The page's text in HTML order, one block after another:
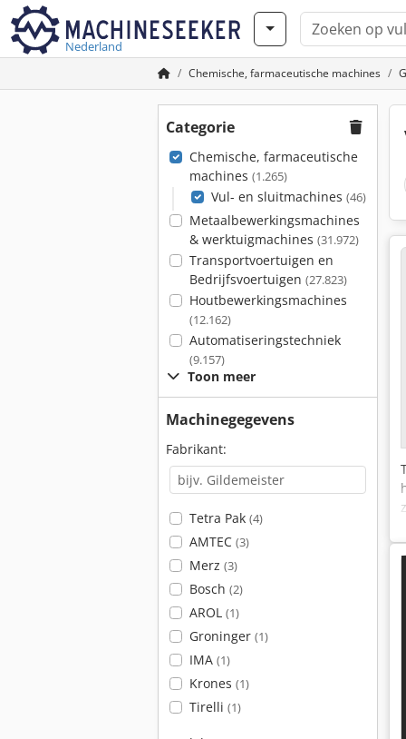
Nederland
Chemische, farmaceutische machines
Categorie
Chemische, farmaceutische
machines (1.265)
Vul- en sluitmachines (46)
Metaalbewerkingsmachines
& werktuigmachines (31.972)
Transportvoertuigen en
Bedrijfsvoertuigen (27.823)
Houtbewerkingsmachines
(12.162)
Automatiseringstechniek
(9.157)
Toon meer
Machinegegevens
Fabrikant:
Tetra Pak (4)
AMTEC (3)
Merz (3)
Bosch (2)
AROL (1)
Groninger (1)
IMA (1)
Krones (1)
Tirelli (1)